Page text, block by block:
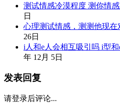
测试情感冷漠程度 测你情
日
心理测试情感，测测他现
26日
i人和e人会相互吸引吗 i型
年 12月 5日
发表回复
请登录后评论...